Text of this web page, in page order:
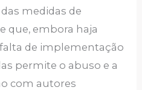
medidas de
que, embora haja
de implementação
permite o abuso e a
com autores